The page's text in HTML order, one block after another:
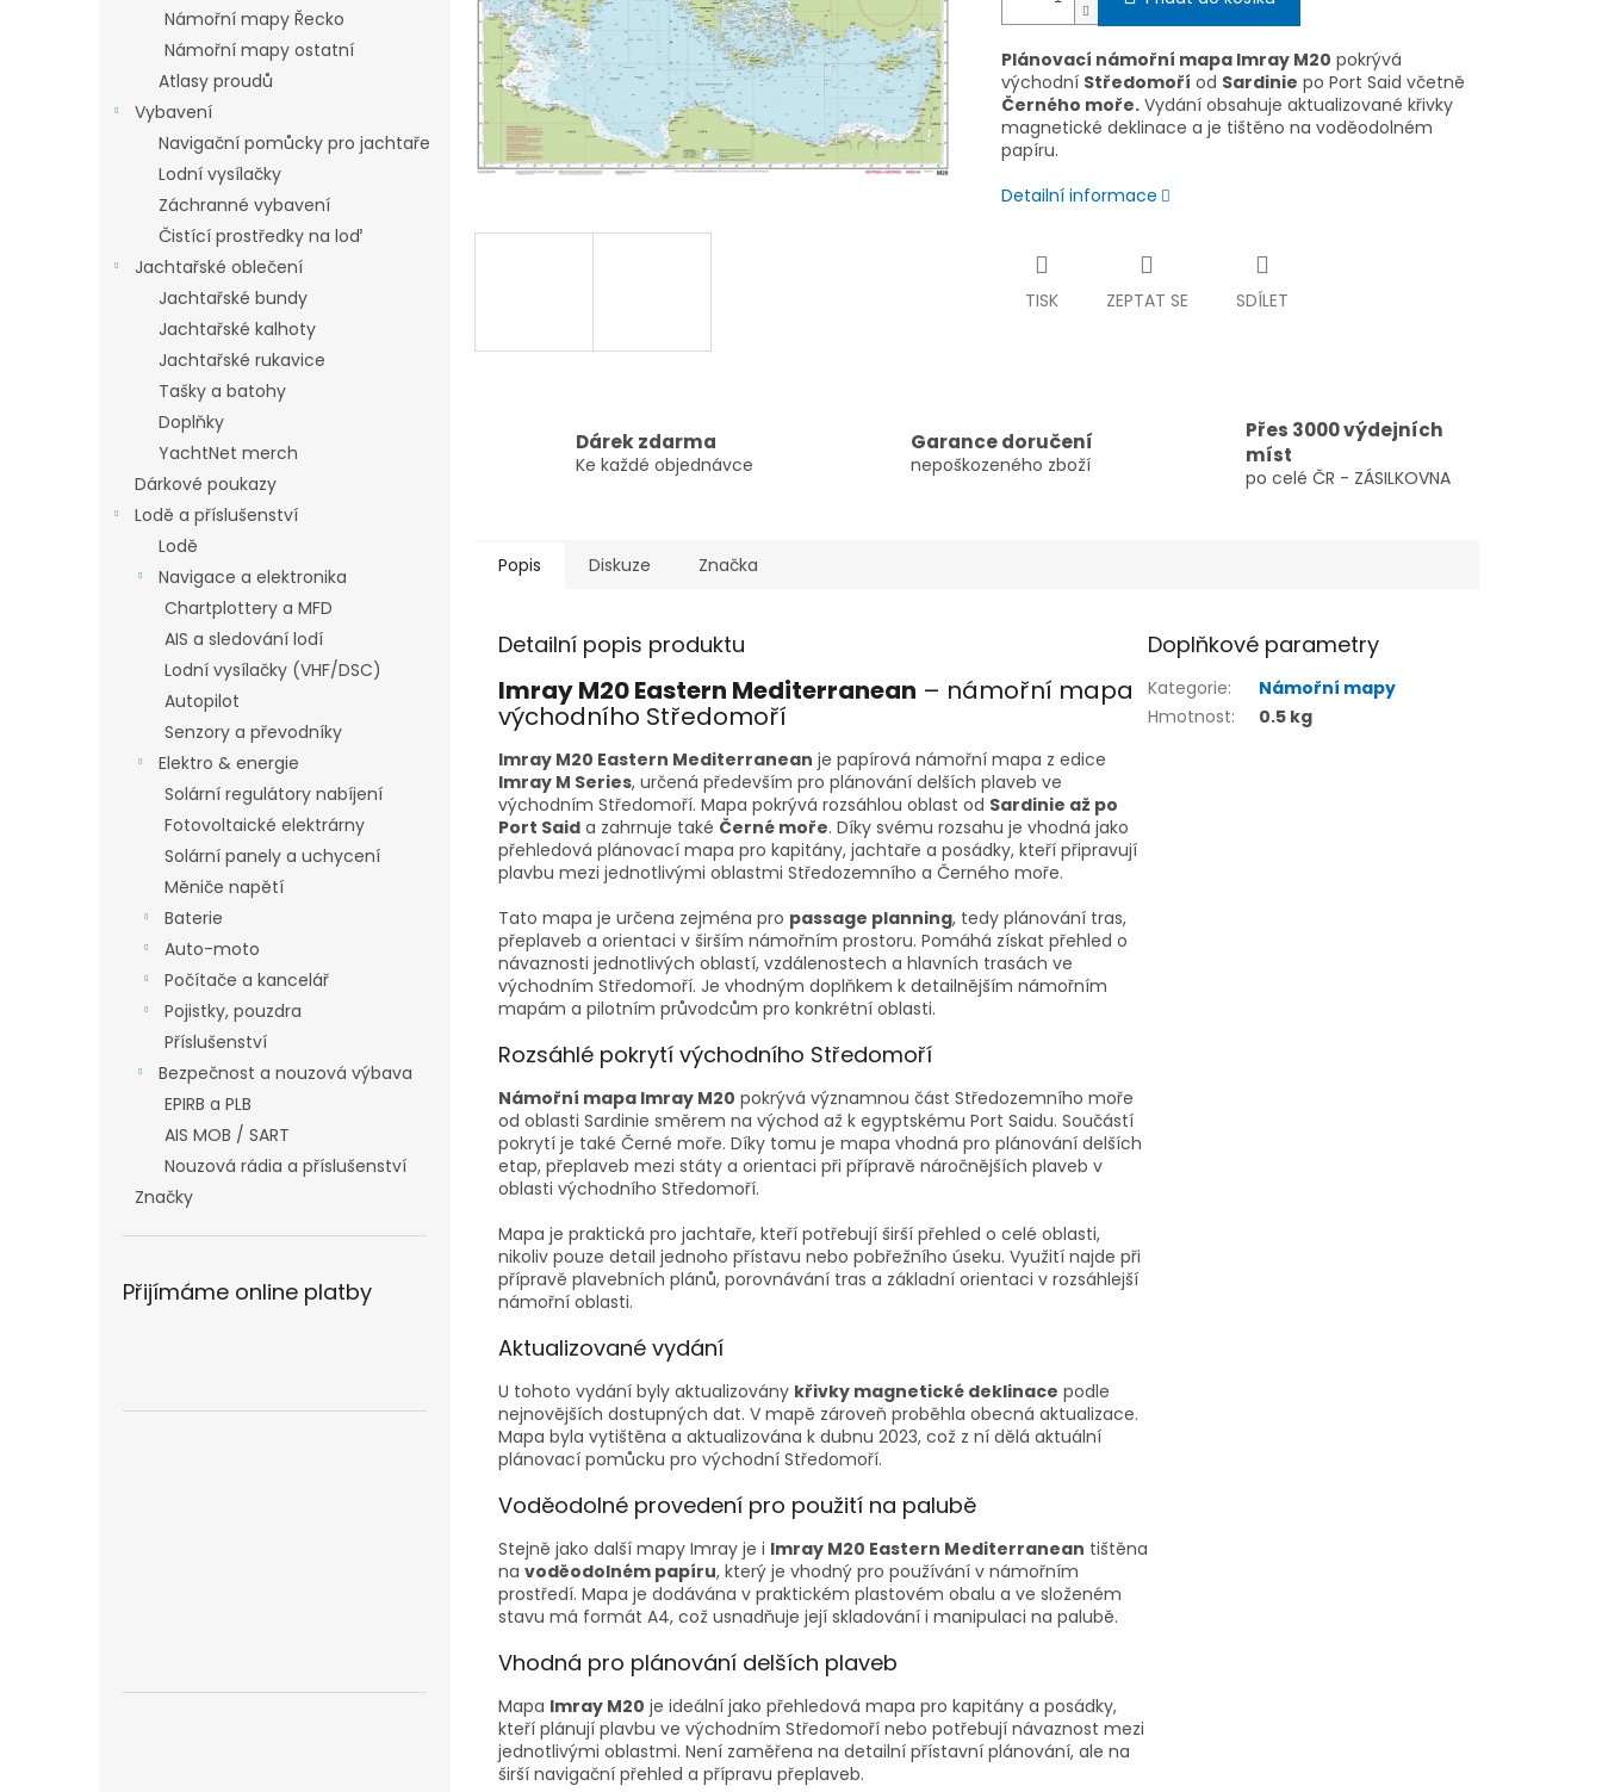
Námořní mapy Řecko
Námořní mapy ostatní
Atlasy proudů
Vybavení
Navigační pomůcky pro jachtaře
Lodní vysílačky
Záchranné vybavení
Čistící prostředky na loď
Jachtařské oblečení
Jachtařské bundy
Jachtařské kalhoty
Jachtařské rukavice
Tašky a batohy
Doplňky
YachtNet merch
Dárkové poukazy
Lodě a příslušenství
Lodě
Navigace a elektronika
Chartplottery a MFD
AIS a sledování lodí
Lodní vysílačky (VHF/DSC)
Autopilot
Senzory a převodníky
Elektro & energie
Solární regulátory nabíjení
Fotovoltaické elektrárny
Solární panely a uchycení
Měniče napětí
Baterie
Auto-moto
Počítače a kancelář
Pojistky, pouzdra
Příslušenství
Bezpečnost a nouzová výbava
EPIRB a PLB
AIS MOB / SART
Nouzová rádia a příslušenství
Značky
Přijímáme online platby
Plánovací námořní mapa Imray M20 pokrývá
východní Středomoří od Sardinie po Port Said včetně
Černého moře.Vydání obsahuje aktualizované křivky
magnetické deklinace a je tištěno na voděodolném
papíru.
Detailní informace
TISK ZEPTAT SE SDÍLET
Dárek zdarma
Ke každé objednávce
Garance doručení
nepoškozeného zboží
Přes 3000 výdejních
míst
po celé ČR - ZÁSILKOVNA
Popis Diskuze Značka
Detailní popis produktu
Imray M20 Eastern Mediterranean – námořní mapa
východního Středomoří
Imray M20 Eastern Mediterranean je papírová námořní mapa z edice
Imray M Series, určená především pro plánování delších plaveb ve
východním Středomoří. Mapa pokrývá rozsáhlou oblast od Sardinie až po
Port Said a zahrnuje také Černé moře. Díky svému rozsahu je vhodná jako
přehledová plánovací mapa pro kapitány, jachtaře a posádky, kteří připravují
plavbu mezi jednotlivými oblastmi Středozemního a Černého moře.
Tato mapa je určena zejména pro passage planning, tedy plánování tras,
přeplaveb a orientaci v širším námořním prostoru. Pomáhá získat přehled o
návaznosti jednotlivých oblastí, vzdálenostech a hlavních trasách ve
východním Středomoří. Je vhodným doplňkem k detailnějším námořním
mapám a pilotním průvodcům pro konkrétní oblasti.
Rozsáhlé pokrytí východního Středomoří
Námořní mapa Imray M20 pokrývá významnou část Středozemního moře
od oblasti Sardinie směrem na východ až k egyptskému Port Saidu. Součástí
pokrytí je také Černé moře. Díky tomu je mapa vhodná pro plánování delších
etap, přeplaveb mezi státy a orientaci při přípravě náročnějších plaveb v
oblasti východního Středomoří.
Mapa je praktická pro jachtaře, kteří potřebují širší přehled o celé oblasti,
nikoliv pouze detail jednoho přístavu nebo pobřežního úseku. Využití najde při
přípravě plavebních plánů, porovnávání tras a základní orientaci v rozsáhlejší
námořní oblasti.
Aktualizované vydání
U tohoto vydání byly aktualizovány křivky magnetické deklinace podle
nejnovějších dostupných dat. V mapě zároveň proběhla obecná aktualizace.
Mapa byla vytištěna a aktualizována k dubnu 2023, což z ní dělá aktuální
plánovací pomůcku pro východní Středomoří.
Voděodolné provedení pro použití na palubě
Stejně jako další mapy Imray je i Imray M20 Eastern Mediterranean tištěna
na voděodolném papíru, který je vhodný pro používání v námořním
prostředí. Mapa je dodávána v praktickém plastovém obalu a ve složeném
stavu má formát A4, což usnadňuje její skladování i manipulaci na palubě.
Vhodná pro plánování delších plaveb
Mapa Imray M20 je ideální jako přehledová mapa pro kapitány a posádky,
kteří plánují plavbu ve východním Středomoří nebo potřebují návaznost mezi
jednotlivými oblastmi. Není zaměřena na detailní přístavní plánování, ale na
širší navigační přehled a přípravu přeplaveb.
Doplňkové parametry
Kategorie:
Námořní mapy
Hmotnost: 0.5 kg